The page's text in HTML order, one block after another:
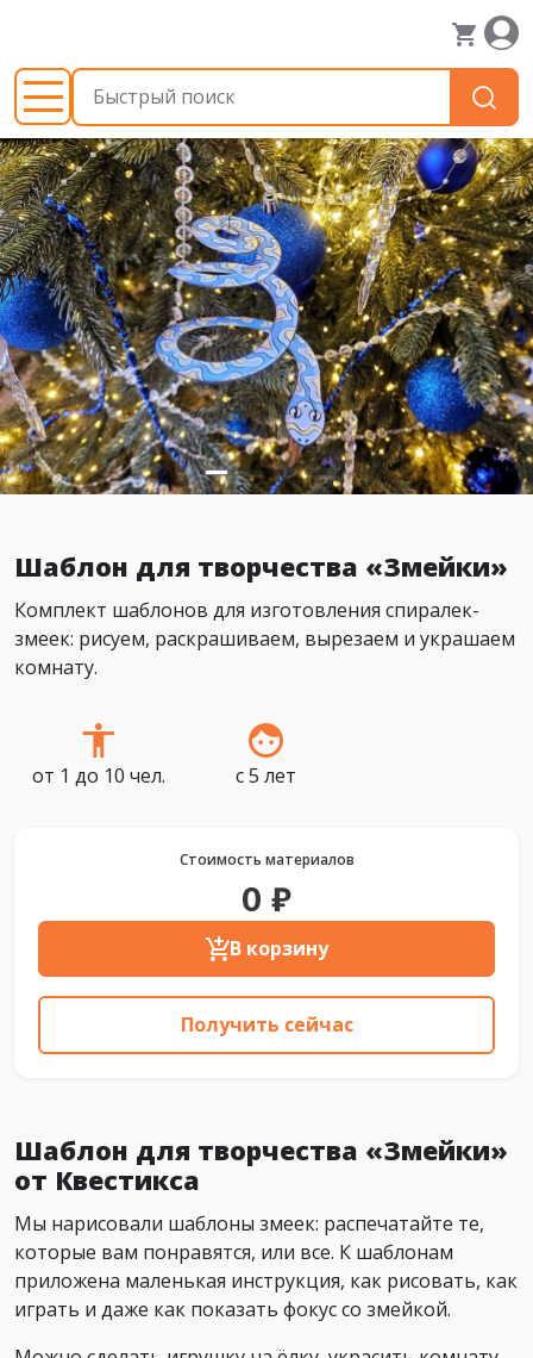
Шаблон для творчества «Змейки»
Комплект шаблонов для изготовления спиралек-
змеек: рисуем, раскрашиваем, вырезаем и украшаем
комнату.
от 1 до 10 чел. с 5 лет
Стоимость материалов
0 ₽
В корзину
Получить сейчас
Шаблон для творчества «Змейки»
от Квестикса
Мы нарисовали шаблоны змеек: распечатайте те,
которые вам понравятся, или все. К шаблонам
приложена маленькая инструкция, как рисовать, как
играть и даже как показать фокус со змейкой.